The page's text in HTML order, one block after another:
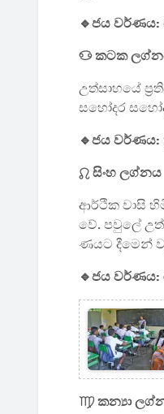
🔹ජය වර්ණය:
♋ කටක
උත්සාහයේ
සහෝදර
🔹ජය වර්ණය:
♌ සිංහ ලග්නය
ආර්ථික වාසි
වේ. පවුලේ
ණයට දීමෙන්
🔹ජය වර්ණය:
♍ කන්‍යා